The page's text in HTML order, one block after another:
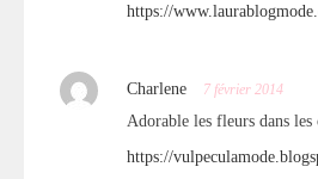
https://
Charlene 7 février 2014
Adorable les fleurs dans les
https://